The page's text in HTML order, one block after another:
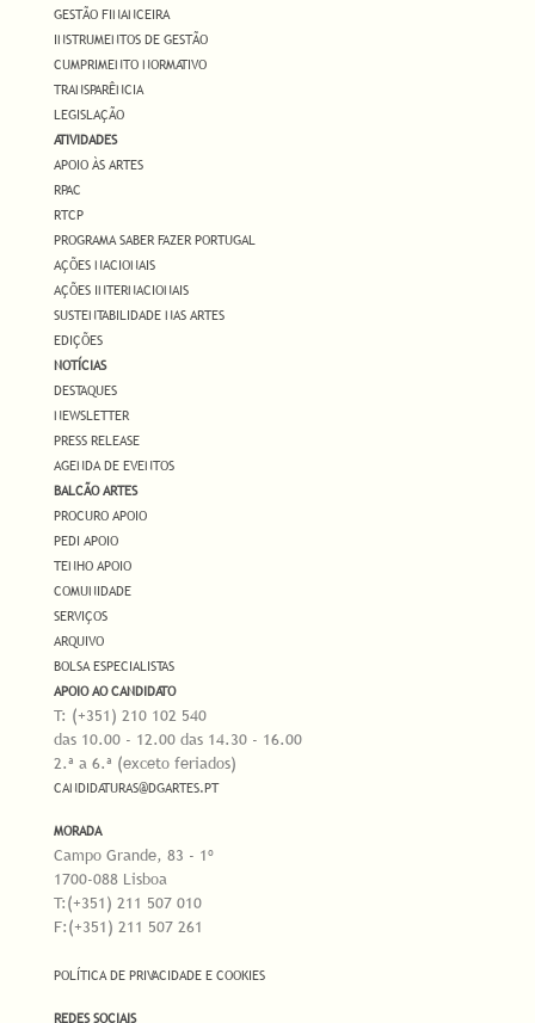
GESTÃO FINANCEIRA
INSTRUMENTOS DE GESTÃO
CUMPRIMENTO NORMATIVO
TRANSPARÊNCIA
LEGISLAÇÃO
ATIVIDADES
APOIO ÀS ARTES
RPAC
RTCP
PROGRAMA SABER FAZER PORTUGAL
AÇÕES NACIONAIS
AÇÕES INTERNACIONAIS
SUSTENTABILIDADE NAS ARTES
EDIÇÕES
NOTÍCIAS
DESTAQUES
NEWSLETTER
PRESS RELEASE
AGENDA DE EVENTOS
BALCÃO ARTES
PROCURO APOIO
PEDI APOIO
TENHO APOIO
COMUNIDADE
SERVIÇOS
ARQUIVO
BOLSA ESPECIALISTAS
APOIO AO CANDIDATO
T: (+351) 210 102 540
das 10.00 - 12.00 das 14.30 - 16.00
2.ª a 6.ª (exceto feriados)
CANDIDATURAS@DGARTES.PT
MORADA
Campo Grande, 83 - 1º
1700-088 Lisboa
T:(+351) 211 507 010
F:(+351) 211 507 261
POLÍTICA DE PRIVACIDADE E COOKIES
REDES SOCIAIS